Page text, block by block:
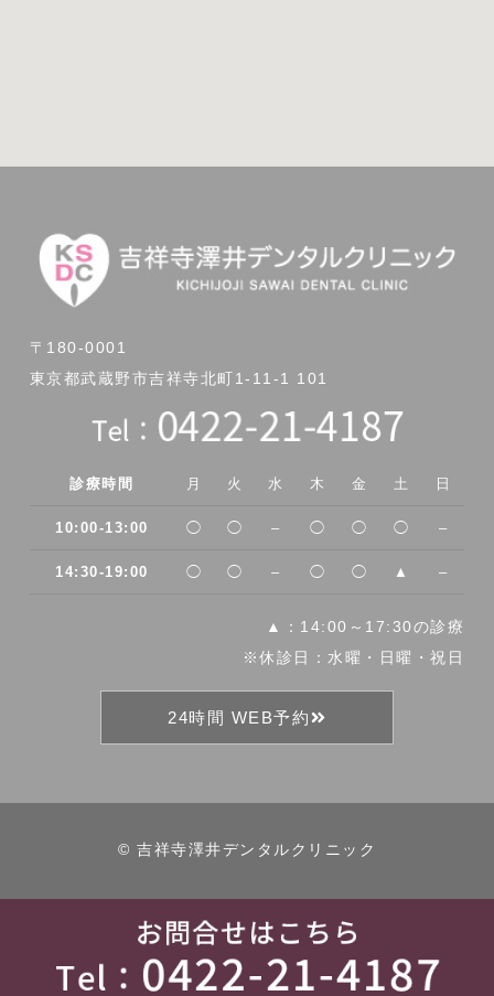
〒180-0001
東京都武蔵野市吉祥寺北町1-11-1 101
診療時間 月 火 水 木 金 土 日
10:00-13:00 ◯ ◯ – ◯ ◯ ◯ –
14:30-19:00 ◯ ◯ – ◯ ◯ ▲ –
▲：14:00～17:30の診療
※休診日：水曜・日曜・祝日
24時間 WEB予約
© 吉祥寺澤井デンタルクリニック